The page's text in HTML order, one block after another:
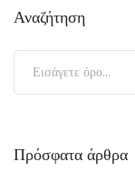
Αναζήτηση
Πρόσφατα άρθρα